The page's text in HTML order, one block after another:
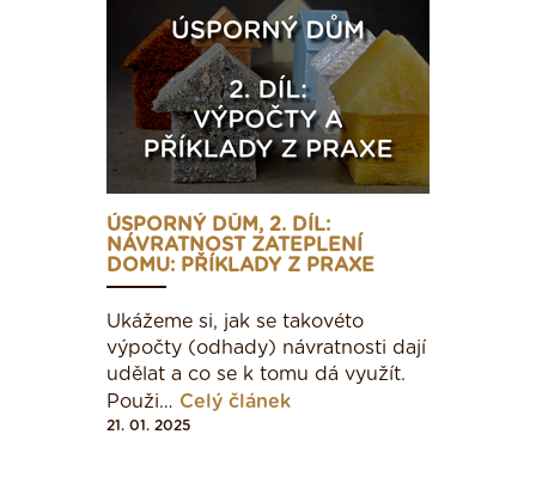
ÚSPORNÝ DŮM, 2. DÍL:
NÁVRATNOST ZATEPLENÍ
DOMU: PŘÍKLADY Z PRAXE
Ukážeme si, jak se takovéto
výpočty (odhady) návratnosti dají
udělat a co se k tomu dá využít.
Použi… Celý článek
21. 01. 2025